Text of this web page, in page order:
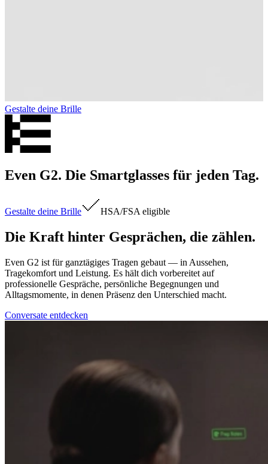
Gestalte deine Brille
Even G2. Die Smartglasses für jeden Tag.
Gestalte deine Brille HSA/FSA eligible
Die Kraft hinter Gesprächen, die zählen.
Even G2 ist für ganztägiges Tragen gebaut — in Aussehen,
Tragekomfort und Leistung. Es hält dich vorbereitet auf
professionelle Gespräche, persönliche Begegnungen und
Alltagsmomente, in denen Präsenz den Unterschied macht.
Conversate entdecken